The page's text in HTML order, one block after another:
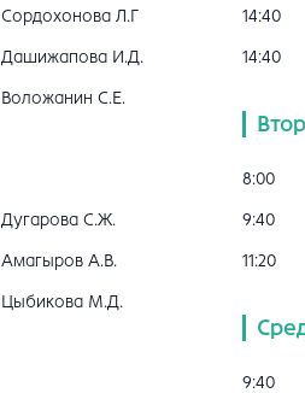
Сордохонова Л.Г
Дашижапова И.Д.
Воложанин С.Е.
Дугарова С.Ж.
Амагыров А.В.
Цыбикова М.Д.
14:40
14:40
8:00
9:40
11:20
9:40